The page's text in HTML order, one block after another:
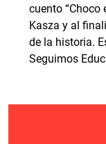
cuento “Choco
Kasza y al
de la historia.
Seguimos